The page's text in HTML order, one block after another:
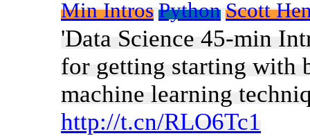
Min Intros Python Scott
'Data Science 45-min
for getting starting with
machine learning
http://t.cn/RLO6Tc1